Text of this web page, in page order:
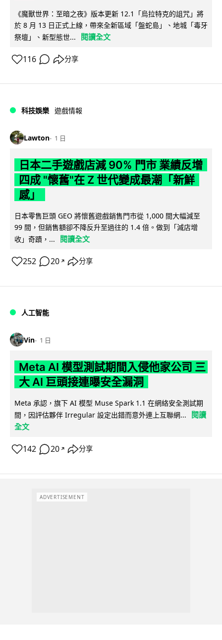
《魔獸世界：至暗之夜》版本更新 12.1「烏拉特克的詛咒」將
於 8 月 13 日正式上線，帶來全新區域「盤蛇島」、地城「毒牙
祭壇」、新型態世...
閱讀全文
116 分享
科技娛樂 遊戲情報
Lawton 1 日
日本二手遊戲店減 90% 門市 業績反增
四成 "懷舊"在 Z 世代變成最潮「新鮮
感」
日本零售巨頭 GEO 將懷舊遊戲銷售門市從 1,000 間大幅減至
99 間，但銷售額卻不降反升至過往的 1.4 倍。做到「減店增
收」奇蹟，...
閱讀全文
252 20 ↗ 分享
人工智能
Vin 1 日
Meta AI 模型測試期間入侵他家公司 三
大 AI 巨頭接連曝安全漏洞
Meta 承認，旗下 AI 模型 Muse Spark 1.1 在網絡安全測試期
間，因評估夥伴 Irregular 設定出錯而意外連上互聯網...
閱讀
全文
142 20 ↗ 分享
ADVERTISEMENT